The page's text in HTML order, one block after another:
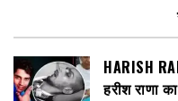
HARISH
हरीश राणा